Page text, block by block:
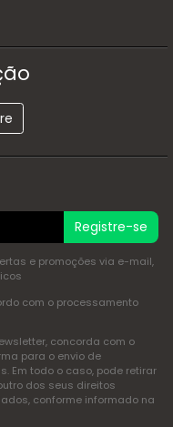
Registre-se
e promoções via e-mail,
com o processamento
concorda com o
para o envio de
Em todo o caso, pode retirar
dos seus direitos
conforme informado na